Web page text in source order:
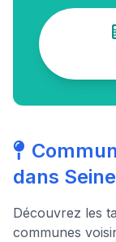
dans
Découvrez les
communes